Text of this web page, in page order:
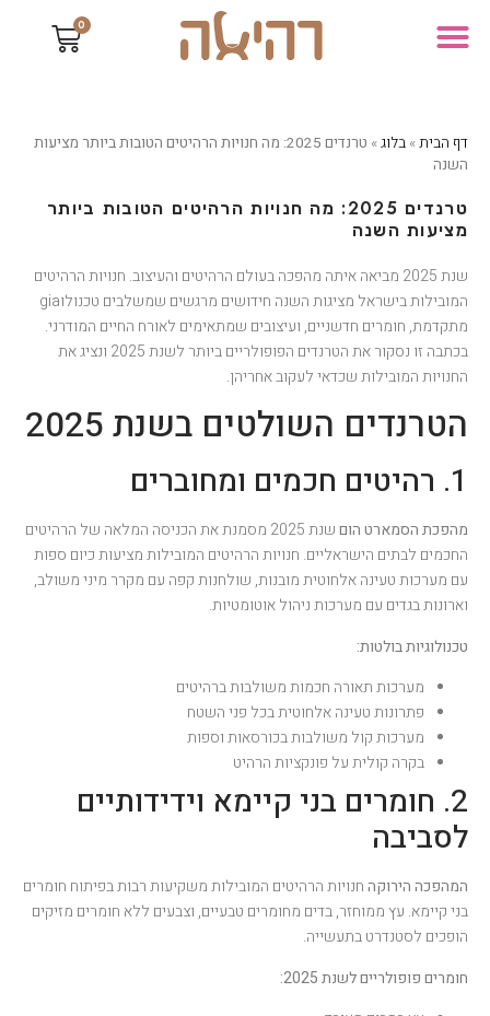
0
דף הבית» בלוג»
טרנדים 2025: מה חנויות הרהיטים הטובות ביותר מציעות
השנה
טרנדים 2025: מה חנויות הרהיטים הטובות ביותר
מציעות השנה
שנת 2025 מביאה איתה מהפכה בעולם הרהיטים והעיצוב. חנויות הרהיטים
המובילות בישראל מציגות השנה חידושים מרגשים שמשלבים טכנולוgia
מתקדמת, חומרים חדשניים, ועיצובים שמתאימים לאורח החיים המודרני.
בכתבה זו נסקור את הטרנדים הפופולריים ביותר לשנת 2025 ונציג את
החנויות המובילות שכדאי לעקוב אחריהן.
הטרנדים השולטים בשנת 2025
1. רהיטים חכמים ומחוברים
מהפכת הסמארט הום
שנת 2025 מסמנת את הכניסה המלאה של הרהיטים
החכמים לבתים הישראליים. חנויות הרהיטים המובילות מציעות כיום ספות
עם מערכות טעינה אלחוטית מובנות, שולחנות קפה עם מקרר מיני משולב,
וארונות בגדים עם מערכות ניהול אוטומטיות.
טכנולוגיות בולטות:
מערכות תאורה חכמות משולבות ברהיטים
פתרונות טעינה אלחוטית בכל פני השטח
מערכות קול משולבות בכורסאות וספות
בקרה קולית על פונקציות הרהיט
2. חומרים בני קיימא וידידותיים
לסביבה
המהפכה הירוקהחנויות הרהיטים המובילות משקיעות רבות בפיתוח חומרים
בני קיימא. עץ ממוחזר, בדים מחומרים טבעיים, וצבעים ללא חומרים מזיקים
הופכים לסטנדרט בתעשייה.
חומרים פופולריים לשנת 2025: